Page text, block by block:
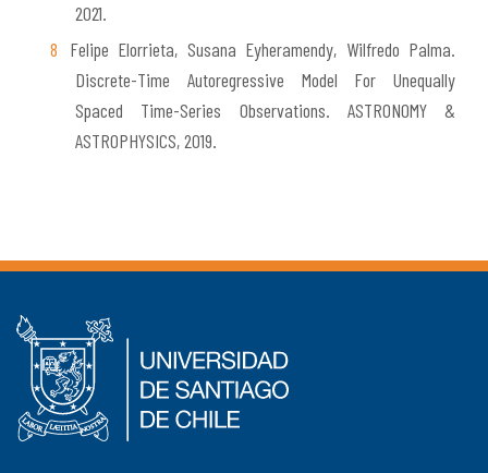
2021.
Felipe Elorrieta, Susana Eyheramendy, Wilfredo Palma.
Discrete-Time Autoregressive Model For Unequally
Spaced Time-Series Observations. ASTRONOMY &
ASTROPHYSICS, 2019.